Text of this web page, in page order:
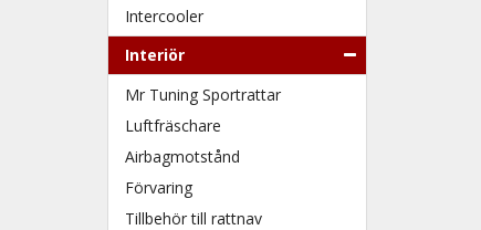
Intercooler
Interiör
Mr Tuning Sportrattar
Luftfräschare
Airbagmotstånd
Förvaring
Tillbehör till rattnav